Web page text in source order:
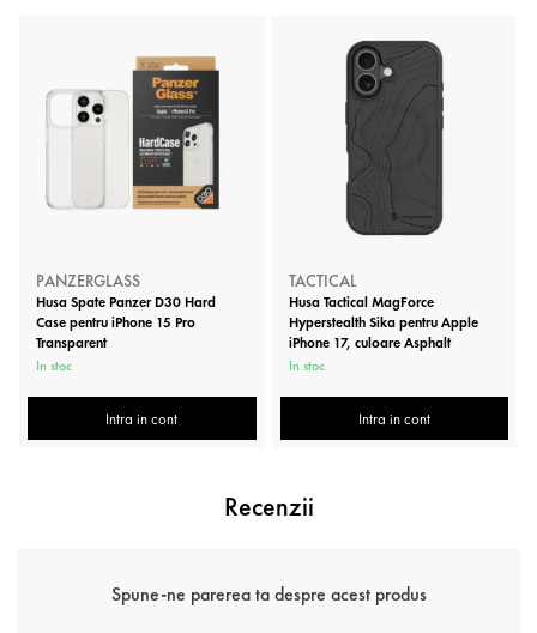
PANZERGLASS
Husa Spate Panzer D30 Hard
Case pentru iPhone 15 Pro
Transparent
In stoc
Intra in cont
TACTICAL
Husa Tactical MagForce
Hyperstealth Sika pentru Apple
iPhone 17, culoare Asphalt
In stoc
Intra in cont
Recenzii
Spune-ne parerea ta despre acest produs